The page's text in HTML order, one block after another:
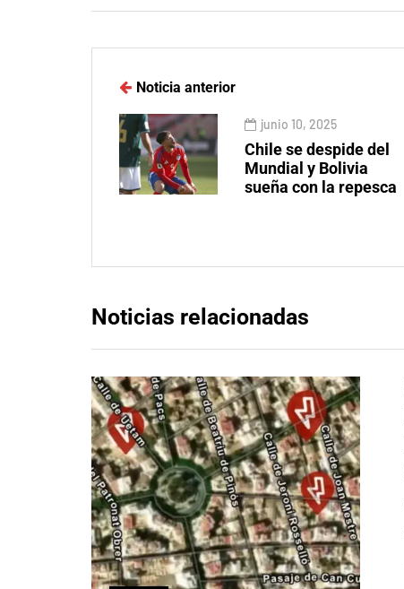
Noticia anterior
junio 10, 2025
Chile se despide del
Mundial y Bolivia
sueña con la repesca
Noticias relacionadas